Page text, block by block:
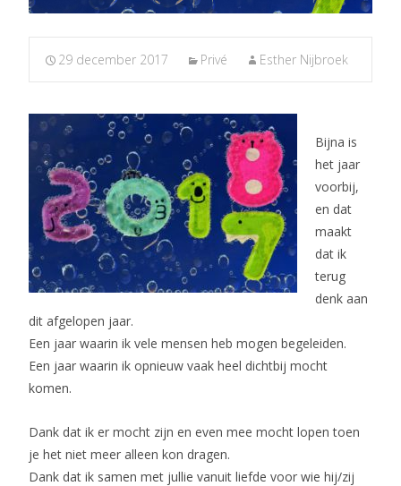
29 december 2017 Privé Esther Nijbroek
Bijna is
het jaar
voorbij,
en dat
maakt
dat ik
terug
denk aan
dit afgelopen jaar.
Een jaar waarin ik vele mensen heb mogen begeleiden.
Een jaar waarin ik opnieuw vaak heel dichtbij mocht
komen.
Dank dat ik er mocht zijn en even mee mocht lopen toen
je het niet meer alleen kon dragen.
Dank dat ik samen met jullie vanuit liefde voor wie hij/zij